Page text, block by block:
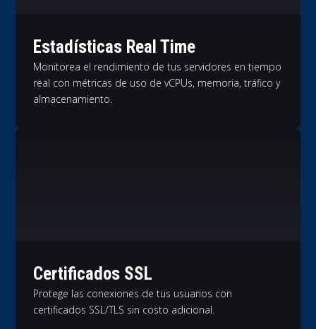
Estadísticas Real Time
Monitorea el rendimiento de tus servidores en tiempo
real con métricas de uso de vCPUs, memoria, tráfico y
almacenamiento.
Certificados SSL
Protege las conexiones de tus usuarios con
certificados SSL/TLS sin costo adicional.